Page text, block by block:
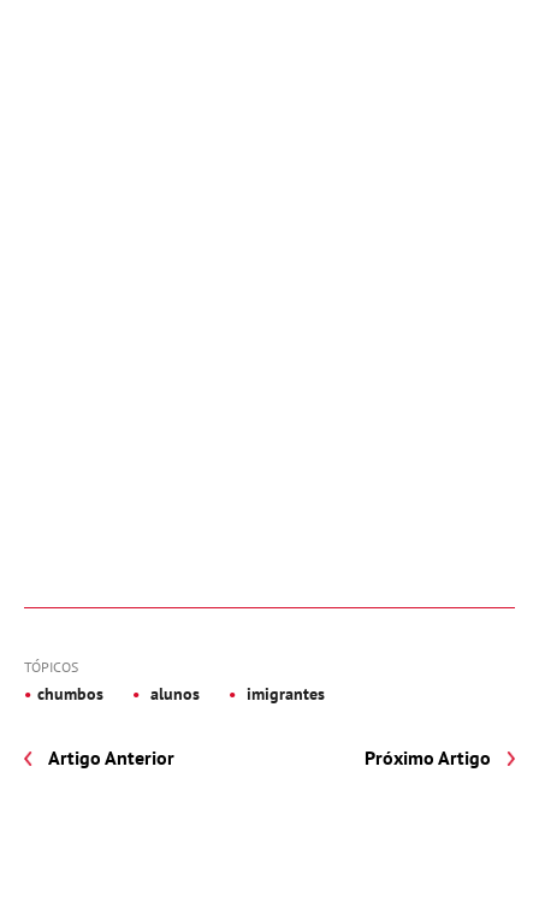
TÓPICOS
chumbos alunos imigrantes
Artigo Anterior Próximo Artigo